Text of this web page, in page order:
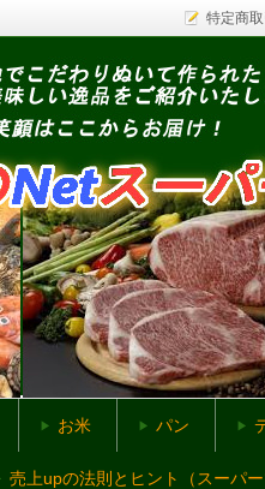
特定商
お米 パン
売上upの法則とヒント（スーパー